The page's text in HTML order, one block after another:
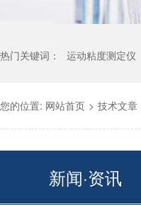
热门关键词： 运动粘度测定仪
您的位置: 网站首页 > 技术文章
新闻·资讯